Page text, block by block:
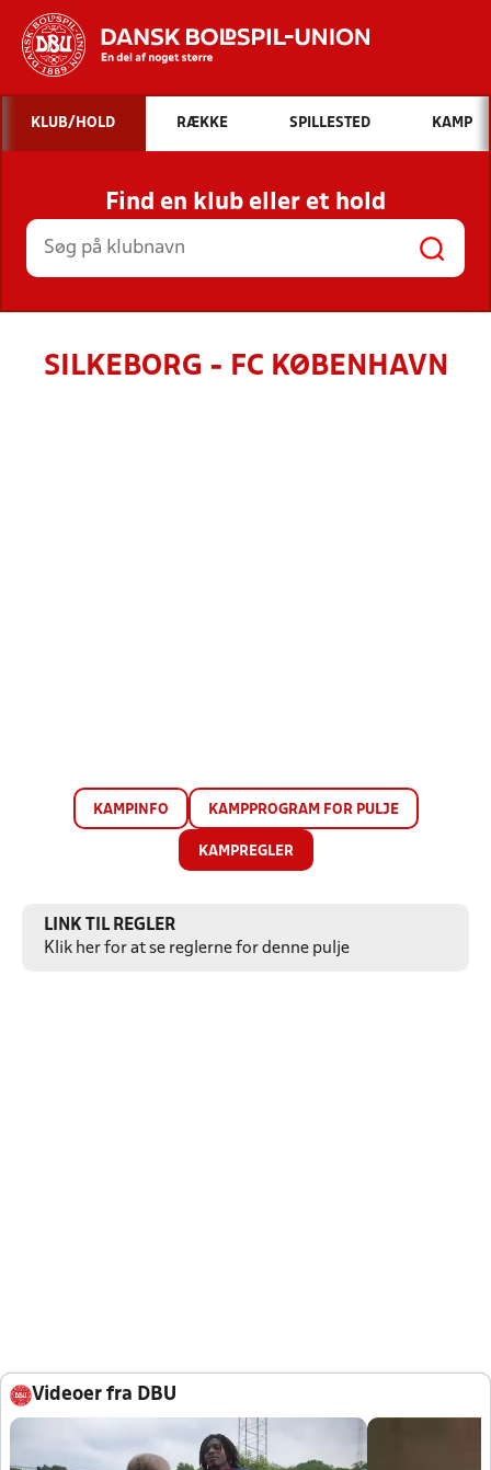
Hvad vil du søge efter?
INDHOLD OG NYHEDER
STILLINGER, RESULTATER, KLUBBER OG
HOLD
KLUB/HOLD RÆKKE SPILLESTED KAMP
Find en klub eller et hold
SILKEBORG - FC KØBENHAVN
KAMPINFO KAMPPROGRAM FOR PULJE
KAMPREGLER
LINK TIL REGLER
Klik her for at se reglerne for denne pulje
Videoer fra DBU